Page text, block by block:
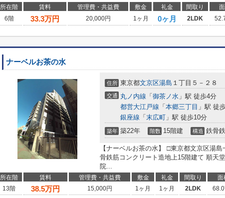
所在階 賃料 管理費・共益費 敷金 礼金 間取り
6階
33.3万円 20,000円 1ヶ月 0ヶ月 2LDK
ナーベルお茶の水
住所 東京都文京区湯島 １丁目５－２８
交通 丸ノ内線 「 御茶ノ水 」駅 徒歩4分
都営大江戸線 「 本郷三丁目 」駅 徒
銀座線 「 末広町 」駅 徒歩10分
築年 築22年 階数 15階建 構造 鉄骨
【ナーベルお茶の水】 □東京都文京区湯
骨鉄筋コンクリート造地上15階建て 順天
院...
所在階 賃料 管理費・共益費 敷金 礼金 間取り 面
13階
38.5万円 15,000円 1ヶ月 1ヶ月 2LDK